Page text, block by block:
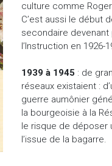
culture comme
C’est aussi le début
secondaire devenant
l’Instruction en
1939 à 1945 : de
réseaux existaient :
guerre aumônier
la bourgeoisie à la
le risque de déposer
l’issue de la bagarre.